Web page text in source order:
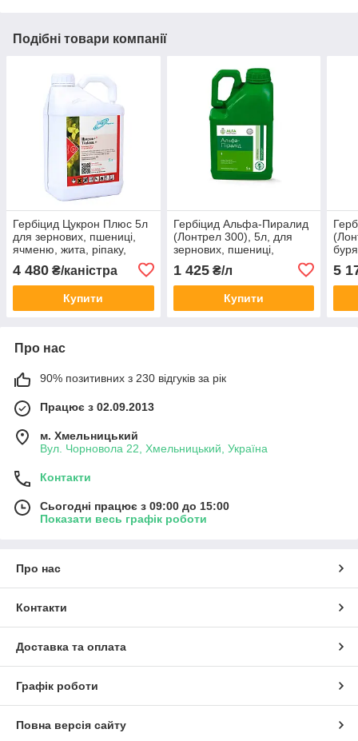
Подібні товари компанії
Гербіцид Цукрон Плюс 5л
для зернових, пшениці,
ячменю, жита, ріпаку,
кукурудзи (клопіраліда 300
г/л)
4 480 ₴/каністра
Купити
Гербіцид Альфа-Пиралид
(Лонтрел 300), 5л, для
зернових, пшениці,
кукурудзи, капусти, буряка
1 425₴/л
Купити
г/л)
5
Про нас
90% позитивних з 230 відгуків за рік
Працює з 02.09.2013
м. Хмельницький
Вул. Чорновола 22, Хмельницький, Україна
Контакти
Сьогодні працює з 09:00 до 15:00
Показати весь графік роботи
Про нас
Контакти
Доставка та оплата
Графік роботи
Повна версія сайту